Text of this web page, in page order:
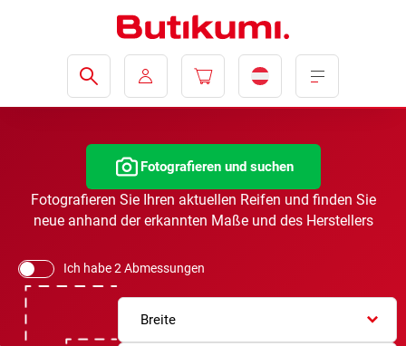
Fotografieren und suchen
Fotografieren Sie Ihren aktuellen Reifen und finden Sie
neue anhand der erkannten Maße und des Herstellers
Ich habe 2 Abmessungen
Breite